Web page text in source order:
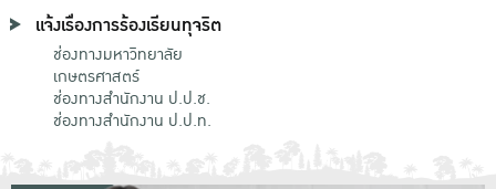
แจ้งเรื่องการร้องเรียนทุจริต
ช่องทางมหาวิทยาลัย
เกษตรศาสตร์
ช่องทางสำนักงาน ป.ป.ช.
ช่องทางสำนักงาน ป.ป.ท.